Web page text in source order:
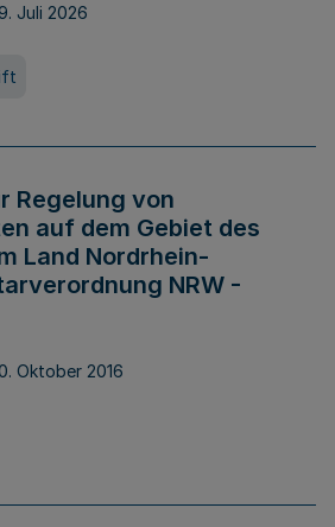
Juli 2026
Regelung von
auf dem Gebiet des
Land Nordrhein-
NRW -
Oktober 2016